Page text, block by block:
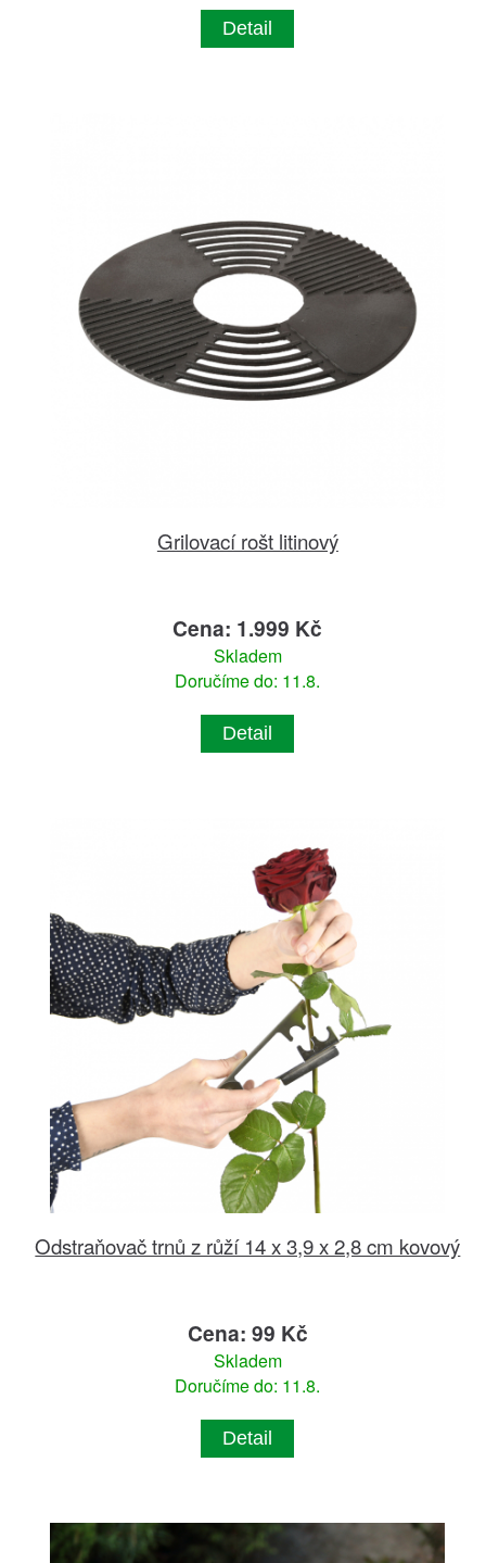
Detail
Grilovací rošt litinový
Cena: 1.999 Kč
Skladem
Doručíme do: 11.8.
Detail
Odstraňovač trnů z růží 14 x 3,9 x 2,8 cm kovový
Cena: 99 Kč
Skladem
Doručíme do: 11.8.
Detail